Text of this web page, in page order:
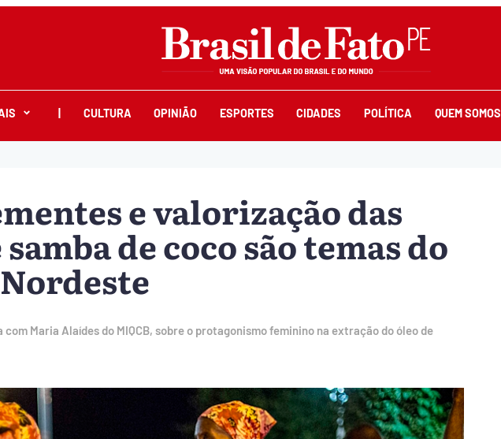
CULTURA OPINIÃO ESPORTES CIDADES POLÍTICA QUEM SOMOS
e valorização das
de coco são temas do
Maria Alaídes do MIQCB, sobre o protagonismo feminino na extração do óleo de